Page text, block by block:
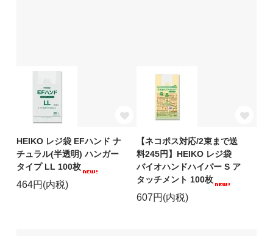
HEIKO レジ袋 EFハンド ナ
チュラル(半透明) ハンガー
タイプ LL 100枚
464円(内税)
【ネコポス対応/2束まで送
料245円】HEIKO レジ袋
バイオハンドハイパー S ア
タッチメント 100枚
607円(内税)